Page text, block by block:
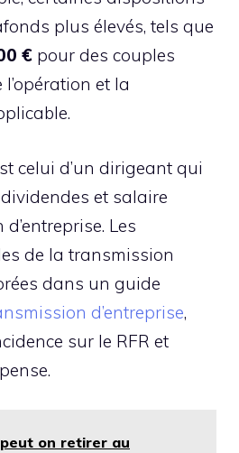
plus élevés, tels que
€ pour des couples
et la
celui d’un dirigeant qui
et salaire
Les
de la transmission
dans un guide
d’entreprise,
sur le RFR et
on retirer au